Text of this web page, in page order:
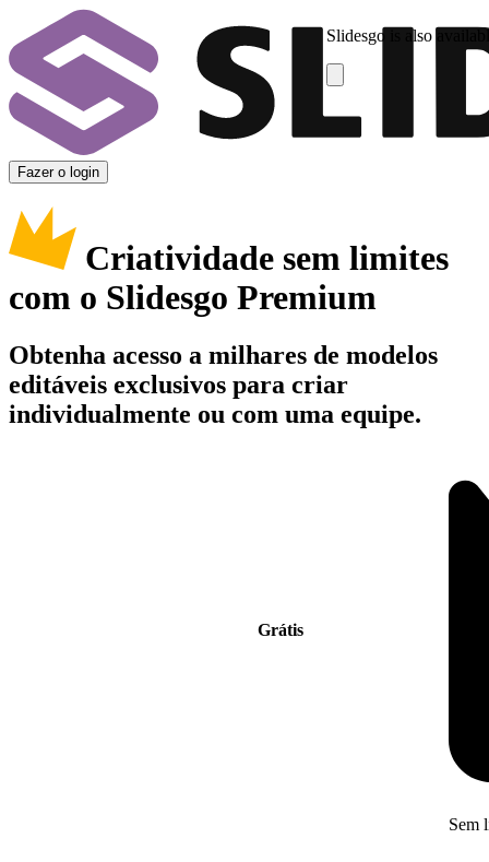
Slidesgo is also
Fazer o login
Criatividade sem limites
com o Slidesgo Premium
Obtenha acesso a milhares de modelos
editáveis exclusivos para criar
individualmente ou com uma equipe.
Grátis
Sem